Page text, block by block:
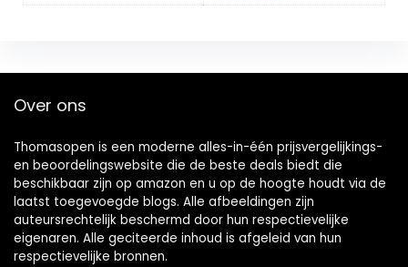
Over ons
Thomasopen is een moderne alles-in-één prijsvergelijkings-
en beoordelingswebsite die de beste deals biedt die
beschikbaar zijn op amazon en u op de hoogte houdt via de
laatst toegevoegde blogs. Alle afbeeldingen zijn
auteursrechtelijk beschermd door hun respectievelijke
eigenaren. Alle geciteerde inhoud is afgeleid van hun
respectievelijke bronnen.